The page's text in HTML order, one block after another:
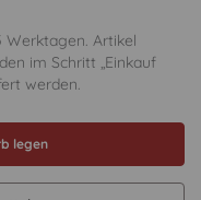
Werktagen. Artikel
im Schritt „Einkauf
werden.
legen